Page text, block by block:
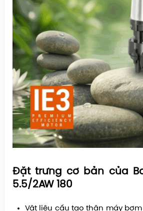
Đặt trưng cơ bản của
5.5/2AW 180
Vật liệu cấu tạo thân máy